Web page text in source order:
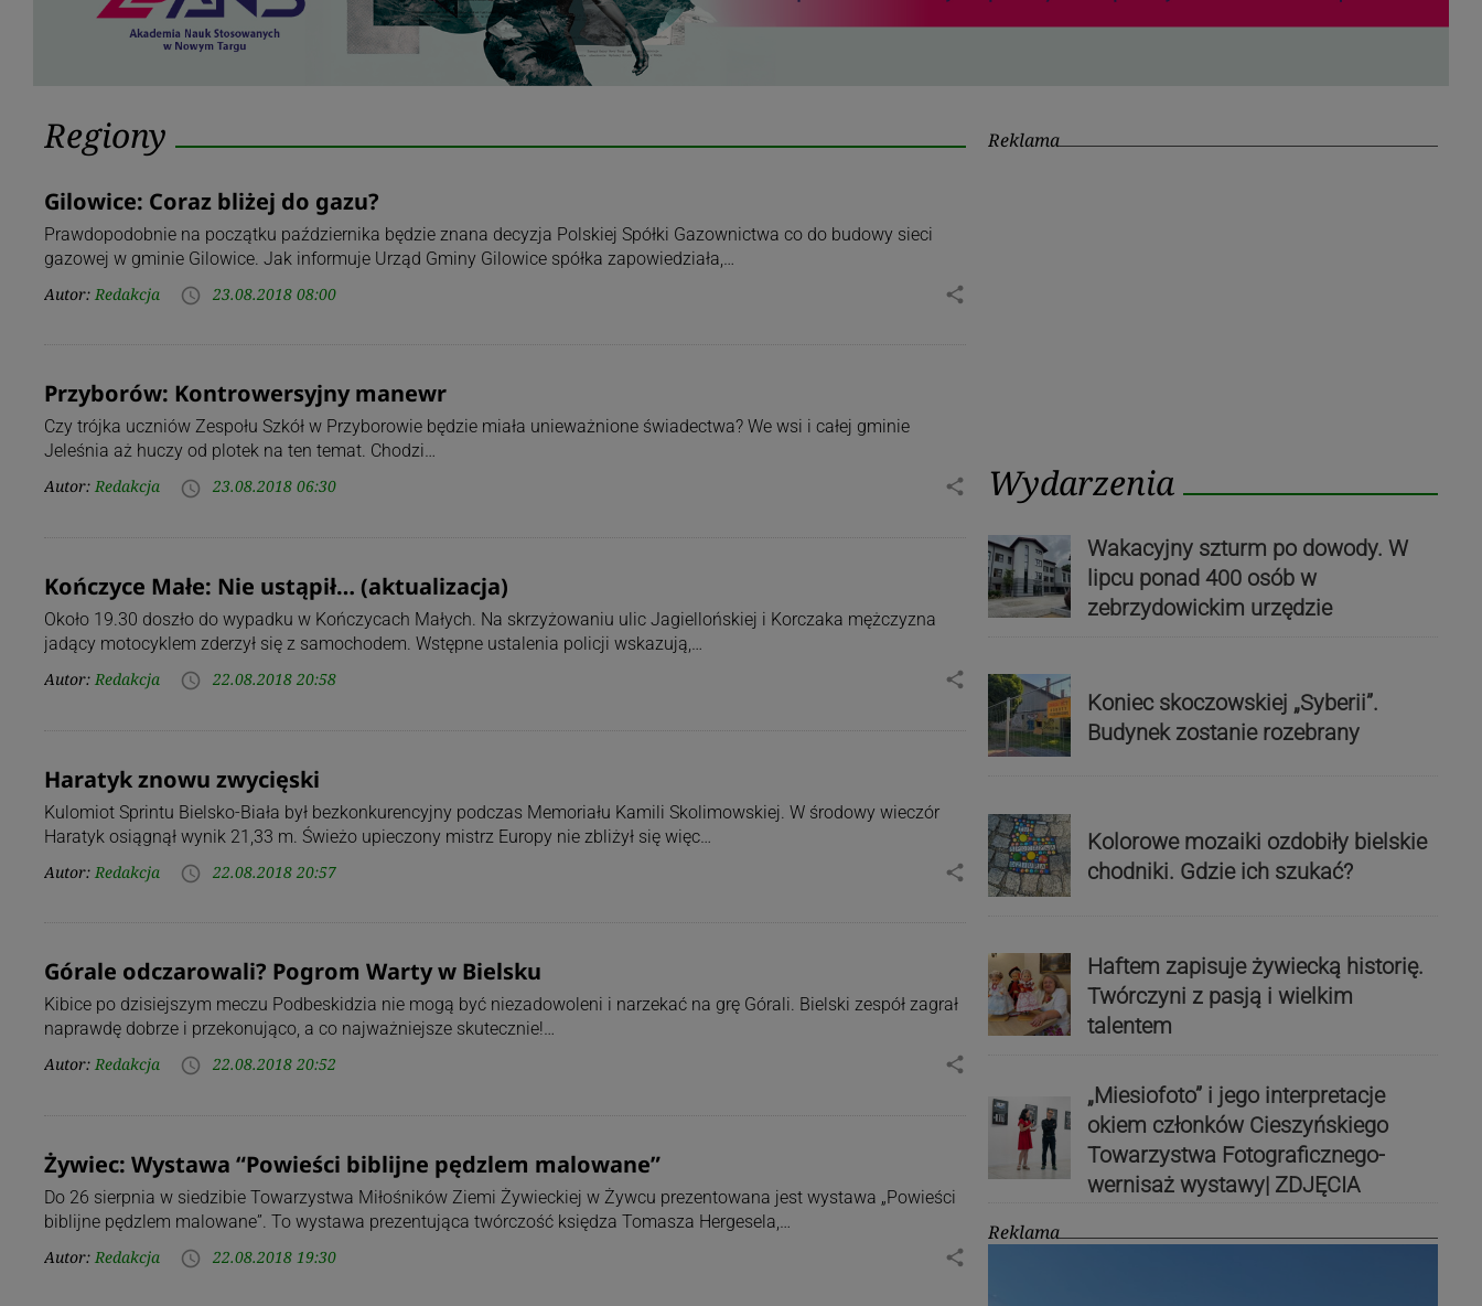
Kategoria:
Regiony
Regiony
Gilowice: Coraz bliżej do gazu?
Prawdopodobnie na początku października będzie znana decyzja Polskiej Spółki Gazownictwa co do budowy sieci
gazowej w gminie Gilowice. Jak informuje Urząd Gminy Gilowice spółka zapowiedziała,…
Autor: Redakcja access_time 23.08.2018 08:00 share
Przyborów: Kontrowersyjny manewr
Czy trójka uczniów Zespołu Szkół w Przyborowie będzie miała unieważnione świadectwa? We wsi i całej gminie
Jeleśnia aż huczy od plotek na ten temat. Chodzi…
Autor: Redakcja access_time 23.08.2018 06:30 share
Kończyce Małe: Nie ustąpił… (aktualizacja)
Około 19.30 doszło do wypadku w Kończycach Małych. Na skrzyżowaniu ulic Jagiellońskiej i Korczaka mężczyzna
jadący motocyklem zderzył się z samochodem. Wstępne ustalenia policji wskazują,…
Autor: Redakcja access_time 22.08.2018 20:58 share
Haratyk znowu zwycięski
Kulomiot Sprintu Bielsko-Biała był bezkonkurencyjny podczas Memoriału Kamili Skolimowskiej. W środowy wieczór
Haratyk osiągnął wynik 21,33 m. Świeżo upieczony mistrz Europy nie zbliżył się więc…
Autor: Redakcja access_time 22.08.2018 20:57 share
Górale odczarowali? Pogrom Warty w Bielsku
Kibice po dzisiejszym meczu Podbeskidzia nie mogą być niezadowoleni i narzekać na grę Górali. Bielski zespół zagrał
naprawdę dobrze i przekonująco, a co najważniejsze skutecznie!…
Autor: Redakcja access_time 22.08.2018 20:52 share
Żywiec: Wystawa “Powieści biblijne pędzlem malowane”
Do 26 sierpnia w siedzibie Towarzystwa Miłośników Ziemi Żywieckiej w Żywcu prezentowana jest wystawa „Powieści
biblijne pędzlem malowane”. To wystawa prezentująca twórczość księdza Tomasza Hergesela,…
Autor: Redakcja access_time 22.08.2018 19:30 share
Reklama
Wydarzenia
Wakacyjny szturm po dowody. W
lipcu ponad 400 osób w
zebrzydowickim urzędzie
Koniec skoczowskiej „Syberii”.
Budynek zostanie rozebrany
Kolorowe mozaiki ozdobiły bielskie
chodniki. Gdzie ich szukać?
Haftem zapisuje żywiecką historię.
Twórczyni z pasją i wielkim
talentem
„Miesiofoto” i jego interpretacje
okiem członków Cieszyńskiego
Towarzystwa Fotograficznego-
wernisaż wystawy| ZDJĘCIA
Reklama